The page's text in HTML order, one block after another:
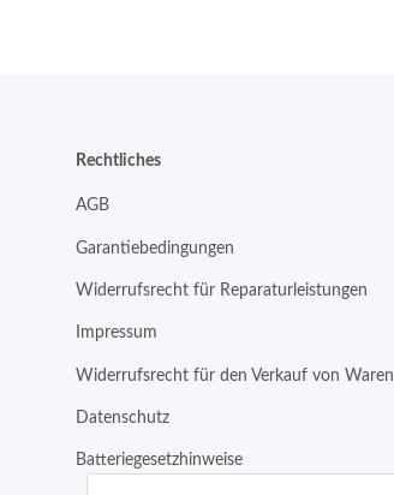
Rechtliches
AGB
Garantiebedingungen
Widerrufsrecht für Reparaturleistungen
Impressum
Widerrufsrecht für den Verkauf von Waren
Datenschutz
Batteriegesetzhinweise